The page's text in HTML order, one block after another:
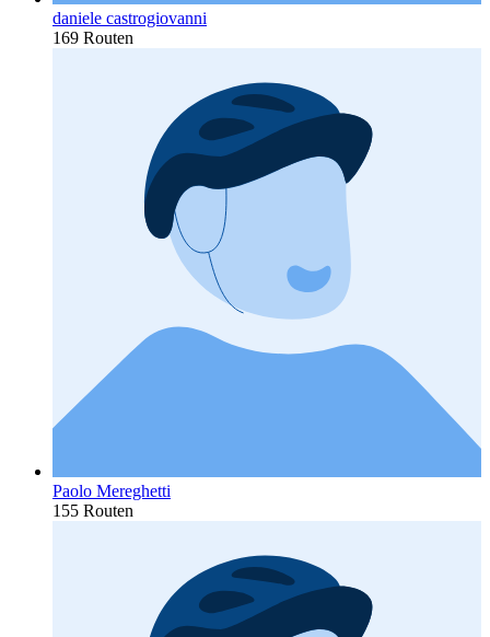
daniele castrogiovanni
169 Routen
Paolo Mereghetti
155 Routen